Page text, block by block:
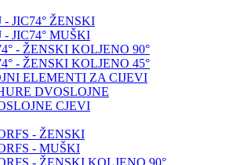
- JIC74° ŽENSKI
- JIC74° MUŠKI
- ŽENSKI KOLJENO 90°
- ŽENSKI KOLJENO 45°
ELEMENTI ZA CIJEVI
DVOSLOJNE
CJEVI
- ŽENSKI
- MUŠKI
- ŽENSKI KOLJENO 90°